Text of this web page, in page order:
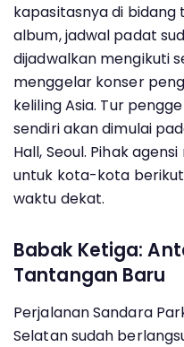
kapasitasnya di bidang
album, jadwal padat
dijadwalkan mengikuti
menggelar konser
keliling Asia. Tur
sendiri akan dimulai
Hall, Seoul. Pihak
untuk kota-kota
waktu dekat.
Babak Ketiga:
Tantangan Baru
Perjalanan Sandara
Selatan sudah